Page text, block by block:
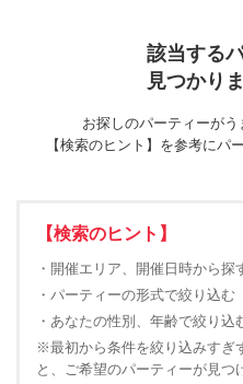
該当する
見つかり
お探しのパーティーがう
【検索のヒント】を参考にパ
【検索のヒント】
・開催エリア、開催日時から探
・パーティーの形式で絞り込む
・あなたの性別、年齢で絞り込
※最初から条件を絞り込みすぎ
と、ご希望のパーティーが見つ